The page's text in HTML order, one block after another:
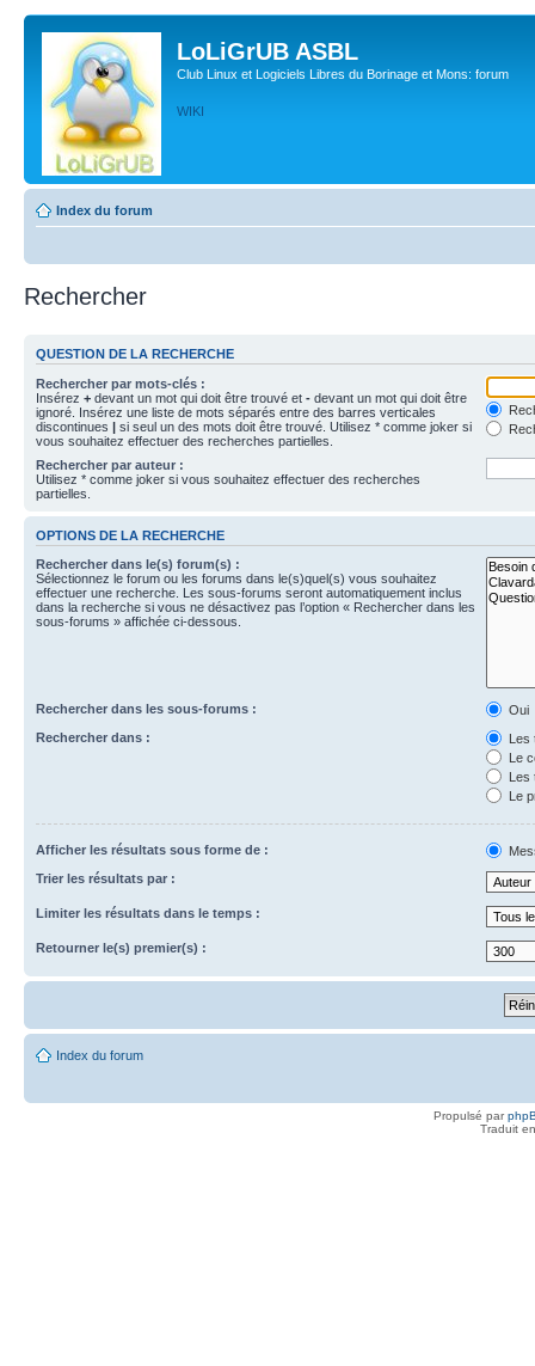
LoLiGrUB ASBL
Club Linux et Logiciels Libres du Borinage et Mons: forum
WIKI
Index du forum
Rechercher
QUESTION DE LA RECHERCHE
Rechercher par mots-clés :
Insérez + devant un mot qui doit être trouvé et - devant un mot qui doit être
ignoré. Insérez une liste de mots séparés entre des barres verticales
discontinues | si seul un des mots doit être trouvé. Utilisez * comme joker si
vous souhaitez effectuer des recherches partielles.
Rechercher par auteur :
Utilisez * comme joker si vous souhaitez effectuer des recherches
partielles.
OPTIONS DE LA RECHERCHE
Rechercher dans le(s) forum(s) :
Sélectionnez le forum ou les forums dans le(s)quel(s) vous souhaitez
effectuer une recherche. Les sous-forums seront automatiquement inclus
dans la recherche si vous ne désactivez pas l’option « Rechercher dans les
sous-forums » affichée ci-dessous.
Rechercher dans les sous-forums :
Oui
Rechercher dans :
Les
Le
Les
Le
Afficher les résultats sous forme de :
Trier les résultats par :
Limiter les résultats dans le temps :
Retourner le(s) premier(s) :
Index du forum
Propulsé par
Traduit